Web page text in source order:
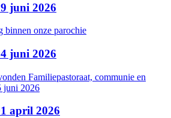
juni 2026
onze parochie
juni 2026
Familiepastoraat, communie en
juni 2026
april 2026